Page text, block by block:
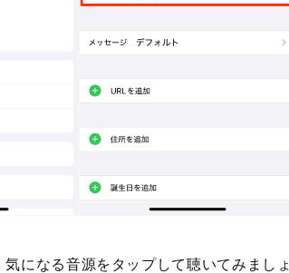
になる音源をタップして聴いてみましょ